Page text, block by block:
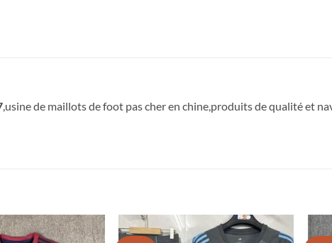
,usine de maillots de foot pas cher en chine,produits de qualité et